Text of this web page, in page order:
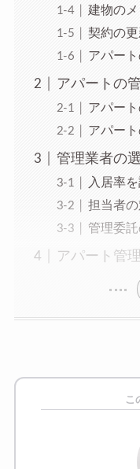
建物の
契約の
アパー
アパートの
アパー
アパー
管理業者の
入居率
担当者
管理委
アパート管
こ